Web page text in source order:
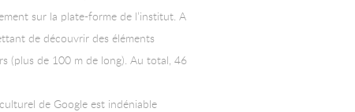
sur la plate-forme de l’institut. A
de découvrir des éléments
(plus de 100 m de long). Au total, 46
de Google est indéniable